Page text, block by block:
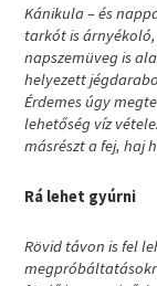
Kánikula – és
tarkót is
napszemüveg is
helyezett
Érdemes úgy
lehetőség víz
másrészt a fej, haj
Rá lehet gyúrni
Rövid távon is fel